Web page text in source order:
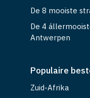
De 8 mooiste
De 4
Antwerpen
Populaire
Zuid-Afrika